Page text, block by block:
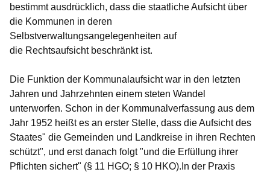
bestimmt ausdrücklich, dass die staatliche Aufsicht über
die Kommunen in deren
Selbstverwaltungsangelegenheiten auf
die Rechtsaufsicht beschränkt ist.
Die Funktion der Kommunalaufsichtwar in den letzten
Jahren und Jahrzehnten einem steten Wandel
unterworfen. Schon in der Kommunalverfassung aus dem
Jahr 1952 heißt es an erster Stelle, dass die Aufsicht des
Staates" die Gemeinden und Landkreise in ihren Rechten
schützt", und erst danach folgt "und die Erfüllung ihrer
Pflichten sichert" (§ 11 HGO; § 10 HKO).In der Praxis